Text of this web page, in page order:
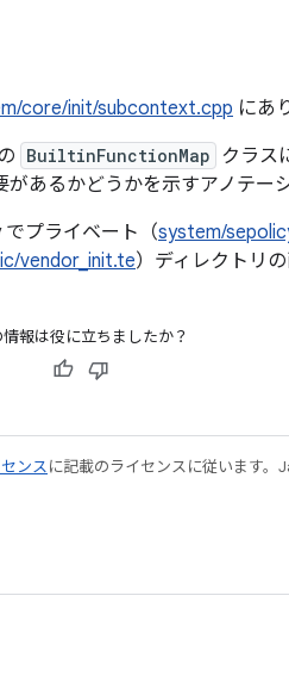
core/init/subcontext.cpp にあ
BuiltinFunctionMap
クラス
あるかどうかを示すアノテー
プライベート（system/
vendor_init.te）ディレクトリ
情報は役に立ちましたか？
ンスに記載のライセンスに従います